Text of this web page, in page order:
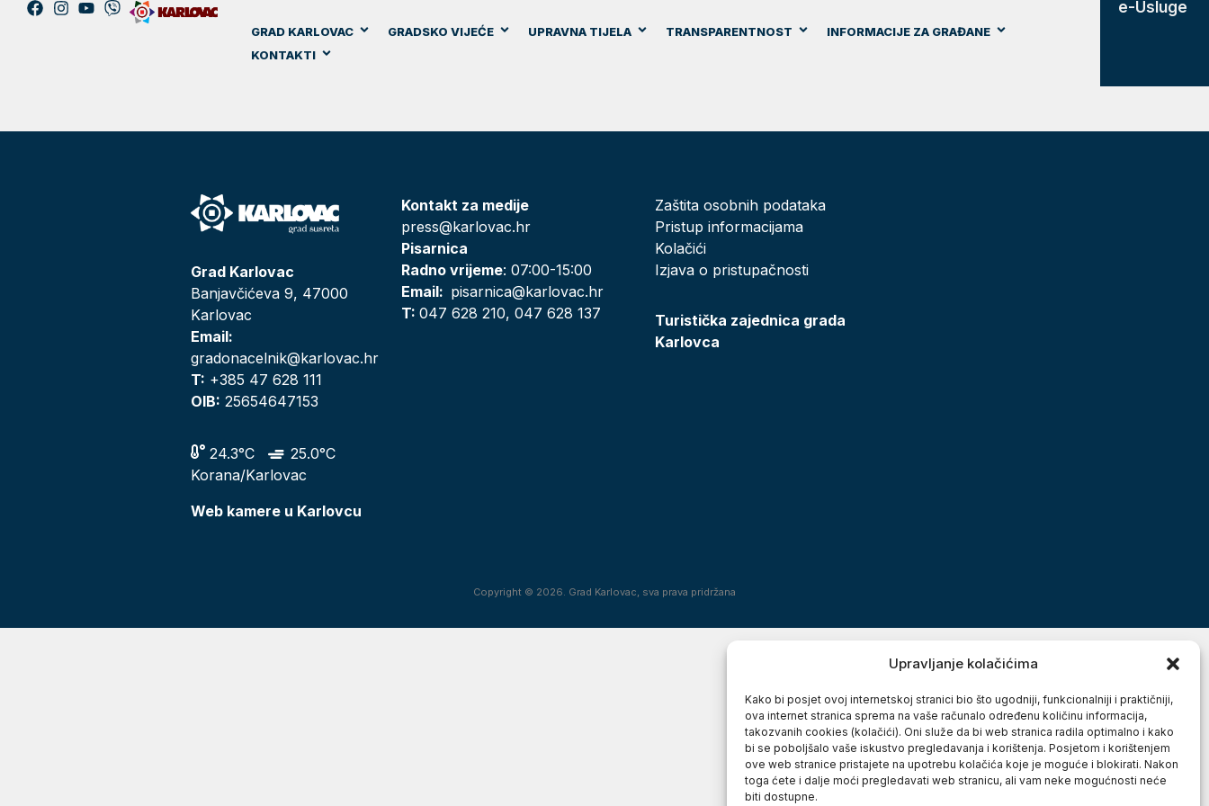
Upravljanje kolačićima
Kako bi posjet ovoj internetskoj stranici bio što ugodniji, funkcionalniji i praktičniji,
ova internet stranica sprema na vaše računalo određenu količinu informacija,
takozvanih cookies (kolačići). Oni služe da bi web stranica radila optimalno i kako
bi se poboljšalo vaše iskustvo pregledavanja i korištenja. Posjetom i korištenjem
ove web stranice pristajete na upotrebu kolačića koje je moguće i blokirati. Nakon
toga ćete i dalje moći pregledavati web stranicu, ali vam neke mogućnosti neće
biti dostupne.
GRAD KARLOVAC GRADSKO VIJEĆE UPRAVNA TIJELA TRANSPARENTNOST
INFORMACIJE ZA GRAĐANE
KONTAKTI
e-Usluge
Grad Karlovac
Banjavčićeva 9, 47000
Karlovac
Email:
gradonacelnik@karlovac.hr
T: +385 47 628 111
OIB: 25654647153
24.3°C
25.0°C
Korana/Karlovac
Web kamere u Karlovcu
Kontakt za medije
press@karlovac.hr
Pisarnica
Radno vrijeme: 07:00-15:00
Email: pisarnica@karlovac.hr
T:047 628 210, 047 628 137
Zaštita osobnih podataka
Pristup informacijama
Kolačići
Izjava o pristupačnosti
Turistička zajednica grada
Karlovca
Copyright © 2026. Grad Karlovac, sva prava pridržana